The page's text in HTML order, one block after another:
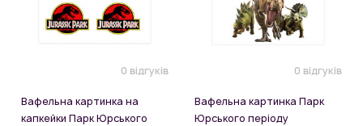
0 відгуків
Вафельна картинка на
капкейки Парк Юрського
0 відгуків
Вафельна картинка Парк
Юрського періоду